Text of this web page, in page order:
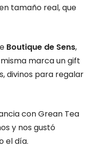
tamaño real, que
Boutique de Sens,
marca un gift
divinos para regalar
con Grean Tea
y nos gustó
el día.